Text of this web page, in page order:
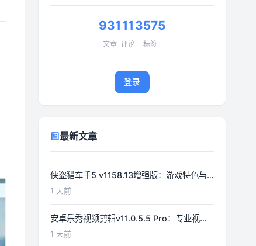
931
文章
11
评论
3575
标签
登录
最新文章
侠盗猎车手5 v1158.13增强版：游戏特色与
功能详解
1 天前
安卓乐秀视频剪辑v11.0.5.5 Pro：专业视频
编辑工具详解
1 天前